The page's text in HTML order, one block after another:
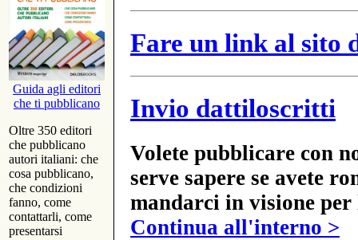
Guida agli editori
che ti pubblicano
Oltre 350 editori
che pubblicano
autori italiani: che
cosa pubblicano,
che condizioni
fanno, come
contattarli, come
presentarsi
Fare un link al sito
Invio dattiloscritti
Volete pubblicare con
serve sapere se avete
mandarci in visione
Continua all'interno >